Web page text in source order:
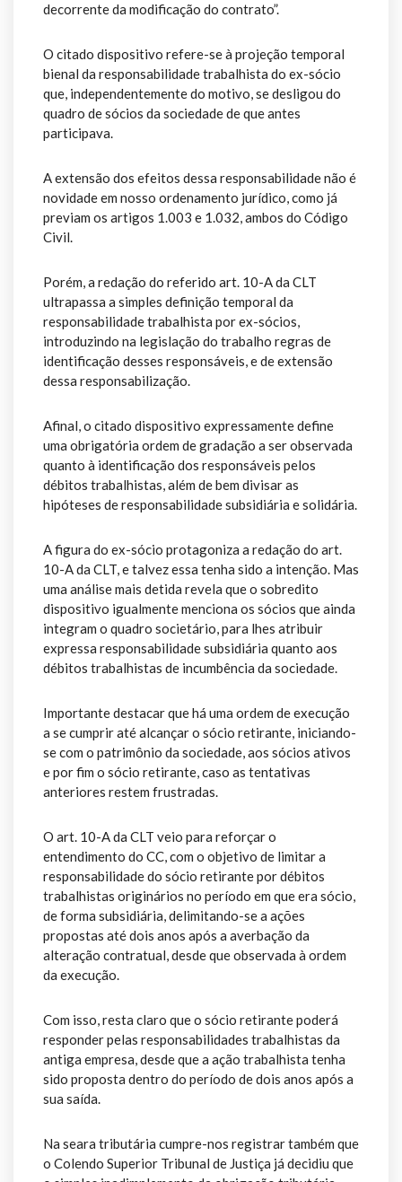
decorrente da modificação do contrato”.
O citado dispositivo refere-se à projeção temporal
bienal da responsabilidade trabalhista do ex-sócio
que, independentemente do motivo, se desligou do
quadro de sócios da sociedade de que antes
participava.
A extensão dos efeitos dessa responsabilidade não é
novidade em nosso ordenamento jurídico, como já
previam os artigos 1.003 e 1.032, ambos do Código
Civil.
Porém, a redação do referido art. 10-A da CLT
ultrapassa a simples definição temporal da
responsabilidade trabalhista por ex-sócios,
introduzindo na legislação do trabalho regras de
identificação desses responsáveis, e de extensão
dessa responsabilização.
Afinal, o citado dispositivo expressamente define
uma obrigatória ordem de gradação a ser observada
quanto à identificação dos responsáveis pelos
débitos trabalhistas, além de bem divisar as
hipóteses de responsabilidade subsidiária e solidária.
A figura do ex-sócio protagoniza a redação do art.
10-A da CLT, e talvez essa tenha sido a intenção. Mas
uma análise mais detida revela que o sobredito
dispositivo igualmente menciona os sócios que ainda
integram o quadro societário, para lhes atribuir
expressa responsabilidade subsidiária quanto aos
débitos trabalhistas de incumbência da sociedade.
Importante destacar que há uma ordem de execução
a se cumprir até alcançar o sócio retirante, iniciando-
se com o patrimônio da sociedade, aos sócios ativos
e por fim o sócio retirante, caso as tentativas
anteriores restem frustradas.
O art. 10-A da CLT veio para reforçar o
entendimento do CC, com o objetivo de limitar a
responsabilidade do sócio retirante por débitos
trabalhistas originários no período em que era sócio,
de forma subsidiária, delimitando-se a ações
propostas até dois anos após a averbação da
alteração contratual, desde que observada à ordem
da execução.
Com isso, resta claro que o sócio retirante poderá
responder pelas responsabilidades trabalhistas da
antiga empresa, desde que a ação trabalhista tenha
sido proposta dentro do período de dois anos após a
sua saída.
Na seara tributária cumpre-nos registrar também que
o Colendo Superior Tribunal de Justiça já decidiu que